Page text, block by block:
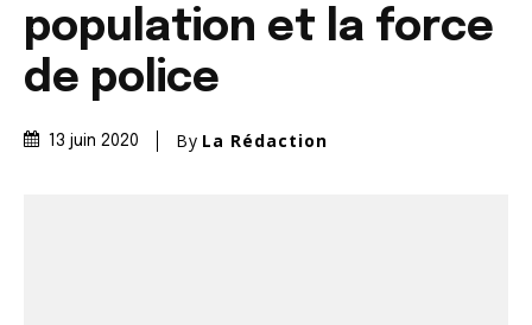
population et la force
de police
13 juin 2020 By La Rédaction